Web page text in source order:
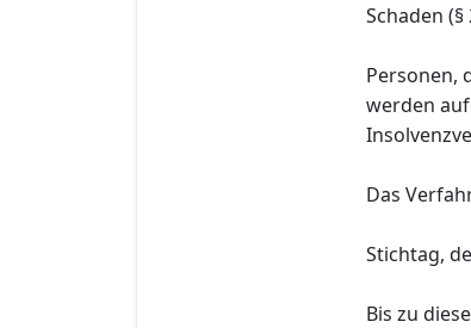
Schaden (§
Personen,
werden
Das
Stichtag,
Bis zu